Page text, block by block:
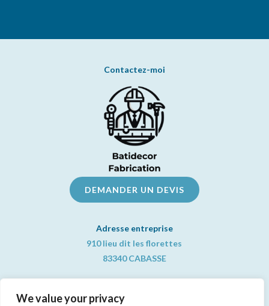
We value your privacy
Contactez-moi
DEMANDER UN DEVIS
Adresse entreprise
910 lieu dit les florettes
83340 CABASSE
Informations pratiques